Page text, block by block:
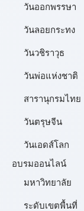
วันออกพรรษา
วันลอยกระทง
วันวชิราวุธ
วันพ่อแห่งชาติ
สารานุกรมไทย
วันตรุษจีน
วันเอดส์โลก
อบรมออนไลน์
มหาวิทยาลัย
ระดับเขตพื้นที่